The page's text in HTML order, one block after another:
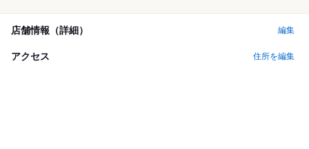
店舗情報（詳細） 編集
アクセス 住所を編集